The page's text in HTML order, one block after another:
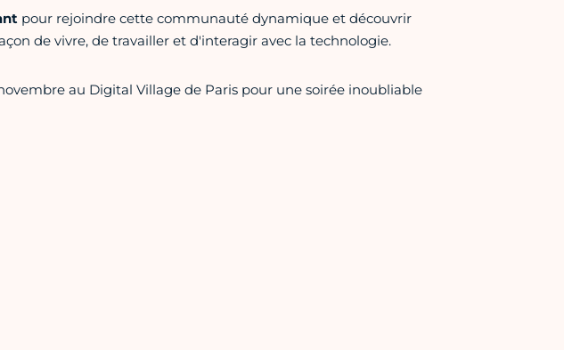
pour rejoindre cette communauté dynamique et découvrir
de vivre, de travailler et d'interagir avec la technologie.
au Digital Village de Paris pour une soirée inoubliable